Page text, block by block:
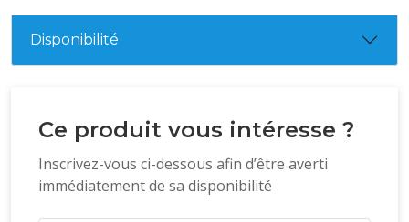
Disponibilité
Ce produit vous intéresse ?
Inscrivez-vous ci-dessous afin d’être averti
immédiatement de sa disponibilité